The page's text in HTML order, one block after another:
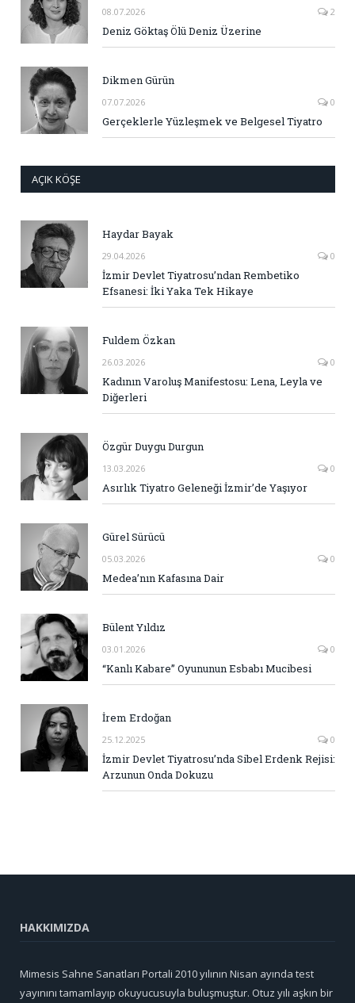
08.07.2026 2
Deniz Göktaş Ölü Deniz Üzerine
Dikmen Gürün
07.07.2026 0
Gerçeklerle Yüzleşmek ve Belgesel Tiyatro
AÇIK KÖŞE
Haydar Bayak
29.04.2026 0
İzmir Devlet Tiyatrosu’ndan Rembetiko
Efsanesi: İki Yaka Tek Hikaye
Fuldem Özkan
26.03.2026 0
Kadının Varoluş Manifestosu: Lena, Leyla ve
Diğerleri
Özgür Duygu Durgun
13.03.2026 0
Asırlık Tiyatro Geleneği İzmir’de Yaşıyor
Gürel Sürücü
05.03.2026 0
Medea’nın Kafasına Dair
Bülent Yıldız
03.01.2026 0
“Kanlı Kabare” Oyununun Esbabı Mucibesi
İrem Erdoğan
25.12.2025 0
İzmir Devlet Tiyatrosu’nda Sibel Erdenk Rejisi:
Arzunun Onda Dokuzu
HAKKIMIZDA
Mimesis Sahne Sanatları Portali 2010 yılının Nisan ayında test
yayınını tamamlayıp okuyucusuyla buluşmuştur. Otuz yılı aşkın bir